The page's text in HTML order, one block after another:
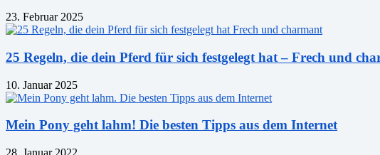
23. Februar 2025
25 Regeln, die dein Pferd für sich festgelegt hat – Frech und
10. Januar 2025
Mein Pony geht lahm! Die besten Tipps aus dem Internet